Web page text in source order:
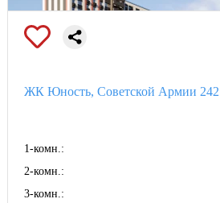
ЖК Юность, Советской Армии 242
1-комн.:
2-комн.:
3-комн.: